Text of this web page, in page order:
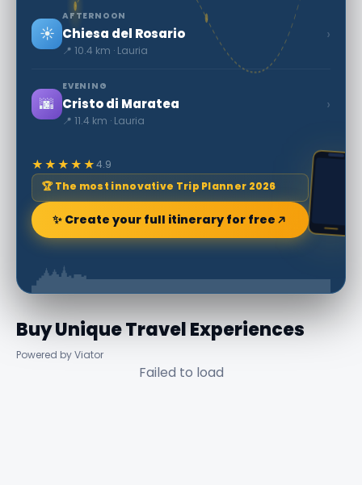
☀️
AFTERNOON
Chiesa del Rosario
📍 10.4 km · Lauria
›
🌆
EVENING
Cristo di Maratea
📍 11.4 km · Lauria
›
★★★★★4.9
🏆 The most innovative Trip Planner 2026
✨ Create your full itinerary for free
Buy Unique Travel Experiences
Powered by Viator
Failed to load